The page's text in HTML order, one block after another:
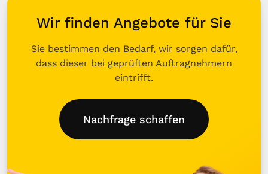
Wir finden Angebote für Sie
Sie bestimmen den Bedarf, wir sorgen dafür,
dass dieser bei geprüften Auftragnehmern
eintrifft.
Nachfrage schaffen